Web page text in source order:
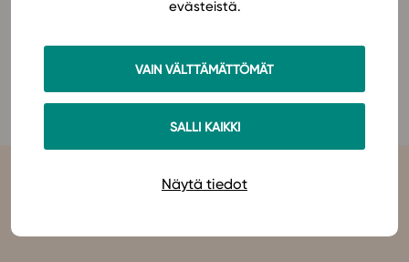
evästeistä.
VAIN VÄLTTÄMÄTTÖMÄT
SALLI KAIKKI
Näytä tiedot
Lisätietoa tapahtumasta SUOL ry:n